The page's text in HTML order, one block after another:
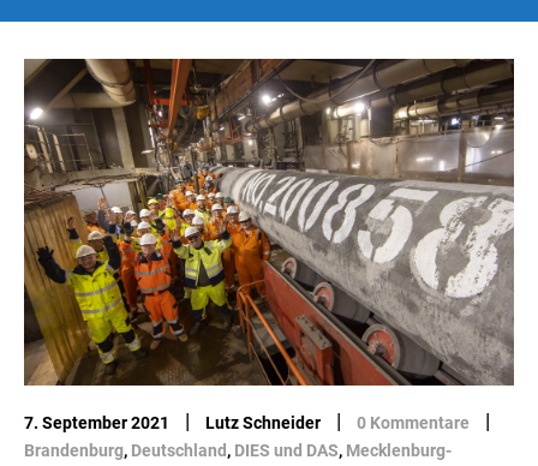
7. September 2021 | Lutz Schneider | 0 Kommentare |
Brandenburg, Deutschland , DIES und DAS, Mecklenburg-